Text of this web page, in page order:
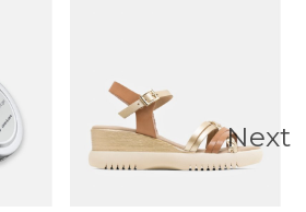
Next